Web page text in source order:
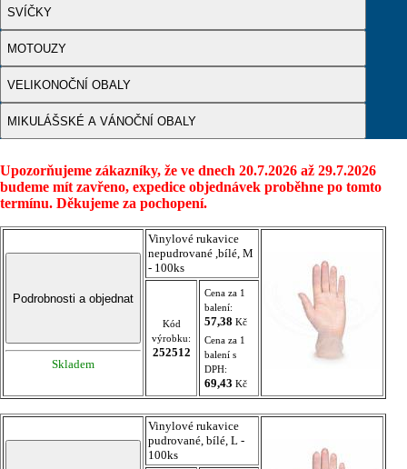
SVÍČKY
MOTOUZY
VELIKONOČNÍ OBALY
MIKULÁŠSKÉ A VÁNOČNÍ OBALY
Upozorňujeme zákazníky, že ve dnech 20.7.2026 až 29.7.2026
budeme mít zavřeno, expedice objednávek proběhne po tomto
termínu. Děkujeme za pochopení.
Skladem
Vinylové rukavice
nepudrované ,bílé, M
- 100ks
Kód
výrobku:
252512
Cena za 1
balení:
57,38 Kč
Cena za 1
balení s
DPH:
69,43 Kč
Vinylové rukavice
pudrované, bílé, L -
100ks